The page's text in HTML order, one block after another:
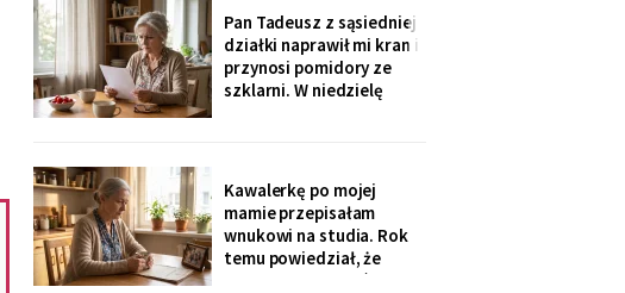
babcie. Córka obejrzała
dwa razy i powiedziała
tylko: „Mamo, mogłaś
chociaż zdjąć ten stary
fartuch".
Pan Tadeusz z sąsiedniej
działki naprawił mi kran i
przynosi pomidory ze
szklarni. W niedzielę
przyszłości". Syn położył
na stole kartkę z
punktami. Pierwszy
przeczytałam do góry
nogami
Kawalerkę po mojej
mamie przepisałam
wnukowi na studia. Rok
temu powiedział, że
musiał ją sprzedać, „bo